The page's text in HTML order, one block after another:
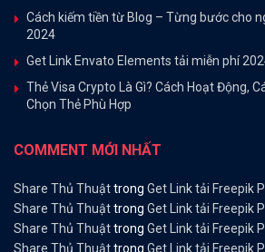
Cách kiếm tiền từ Blog – Từng bước cho
2024
Get Link Envato Elements tải miễn phí
Thẻ Visa Crypto Là Gì? Cách Hoạt Động,
Chọn Thẻ Phù Hợp
COMMENT MỚI NHẤT
Share Thủ Thuậttrong Get Link tải Freepik
Share Thủ Thuậttrong Get Link tải Freepik
Share Thủ Thuậttrong Get Link tải Freepik
Share Thủ Thuậttrong Get Link tải Freepik